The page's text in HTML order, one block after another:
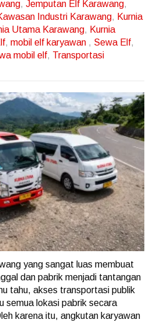
, Jemputan Elf Karawang,
Industri Karawang, Kurnia
Utama Karawang, Kurnia
, mobil elf karyawan , Sewa Elf,
mobil elf, Transportasi
yang sangat luas membuat
dan pabrik menjadi tantangan
tahu, akses transportasi publik
semua lokasi pabrik secara
karena itu, angkutan karyawan